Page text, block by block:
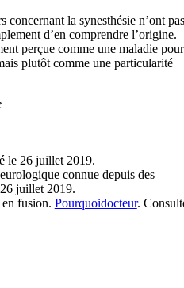
concernant la synesthésie n’ont pas
d’en comprendre l’origine.
perçue comme une maladie pour
plutôt comme une particularité
le 26 juillet 2019.
connue depuis des
juillet 2019.
en fusion. Pourquoidocteur.